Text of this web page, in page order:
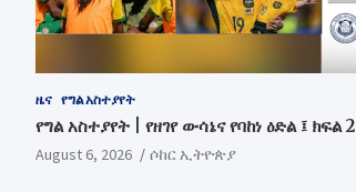
ዜና የግል አስተያየት
የግል አስተያየት | የዘገየ ውሳኔና የባከነ ዕድል ፤ ክፍል 2
August 6, 2026 ሶከር ኢትዮጵያ